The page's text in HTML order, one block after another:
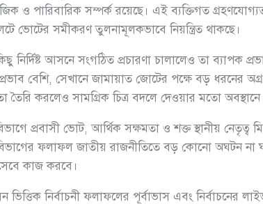
ও পারিবারিক সম্পর্ক রয়েছে। এই ব্যক্তিগত
ভোটের সমীকরণ তুলনামূলকভাবে নিয়ন্ত্রিত থাকছে।
নির্দিষ্ট আসনে সংগঠিত প্রচারণা চালালেও তা ব্যাপক
বেশি, সেখানে জামায়াত জোটের পক্ষে বড় ধরনের
তৈরি করলেও সামগ্রিক চিত্র বদলে দেওয়ার মতো
প্রবাসী ভোট, আর্থিক সক্ষমতা ও শক্ত স্থানীয় নেতৃত্ব
ফলাফল জাতীয় রাজনীতিতে বড় কোনো অঘটন না
কাজ করবে।
নির্বাচনী ফলাফলের পূর্বাভাস এবং নির্বাচনের